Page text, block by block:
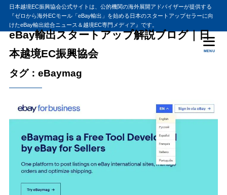
日本越境EC振興協会公式サイトは、公的機関の海外展開アドバイザーが提供する
『ゼロから海外ECモール「eBay輸出」を始める日本のスタートアップセラーに向
けたeBay輸出総合ニュース＆越境EC専門メディア』です。
eBay輸出スタートアップ解説ブログ｜日
本越境EC振興協会
MENU
タグ：eBaymag